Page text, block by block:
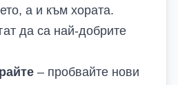
а и към хората.
да са най-добрите
– пробвайте нови